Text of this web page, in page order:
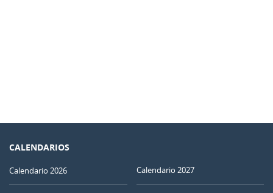
CALENDARIOS
Calendario 2026 Calendario 2027